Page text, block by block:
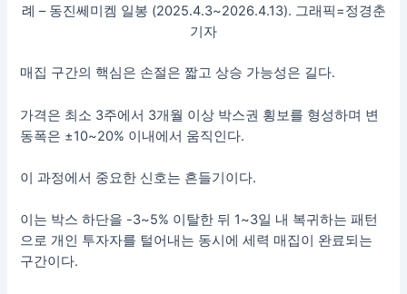
례 – 동진쎄미켐 일봉 (2025.4.3~2026.4.13). 그래픽=정경춘
기자
매집 구간의 핵심은 손절은 짧고 상승 가능성은 길다.
가격은 최소 3주에서 3개월 이상 박스권 횡보를 형성하며 변
동폭은 ±10~20% 이내에서 움직인다.
이 과정에서 중요한 신호는 흔들기이다.
이는 박스 하단을 -3~5% 이탈한 뒤 1~3일 내 복귀하는 패턴
으로 개인 투자자를 털어내는 동시에 세력 매집이 완료되는
구간이다.